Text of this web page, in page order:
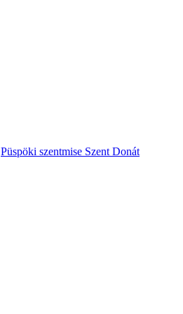
Püspöki szentmise Szent Donát